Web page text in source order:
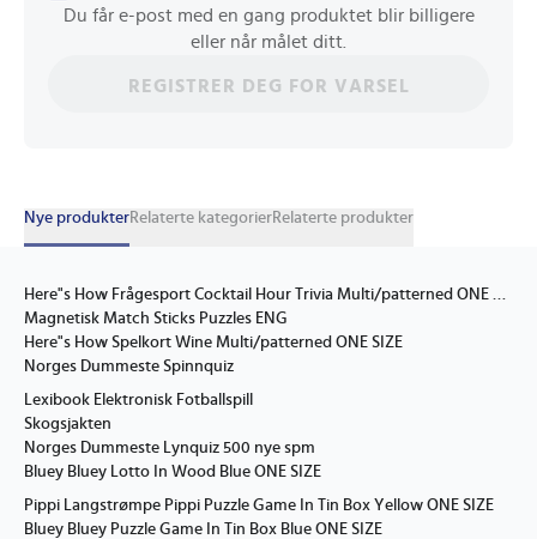
Du får e-post med en gang produktet blir billigere
eller når målet ditt.
REGISTRER DEG FOR VARSEL
Nye produkterRelaterte kategorierRelaterte produkter
Magnetisk Match Sticks Puzzles ENG
Here"s How Spelkort Wine Multi/patterned ONE SIZE
Norges Dummeste Spinnquiz
Lexibook Elektronisk Fotballspill
Skogsjakten
Norges Dummeste Lynquiz 500 nye spm
Bluey Bluey Lotto In Wood Blue ONE SIZE
Pippi Langstrømpe Pippi Puzzle Game In Tin Box Yellow ONE SIZE
Bluey Bluey Puzzle Game In Tin Box Blue ONE SIZE